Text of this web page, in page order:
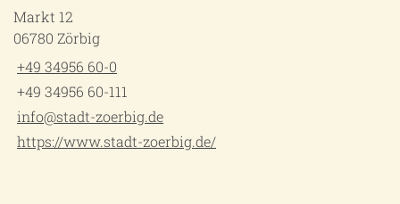
Markt 12
06780 Zörbig
+49 34956 60-0
+49 34956 60-111
info@stadt-zoerbig.de
https://www.stadt-zoerbig.de/